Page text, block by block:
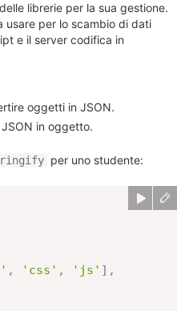
librerie per la sua gestione.
usare per lo scambio di dati
e il server codifica in
oggetti in JSON.
in oggetto.
per uno studente:
, 'css' , 'js' ] ,